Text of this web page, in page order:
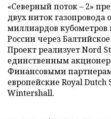
«Северный поток – 2»
двух ниток
миллиардов кубометров
России через
Проект реализует Nord
единственным
Финансовыми
европейские Royal Dutch
Wintershall.